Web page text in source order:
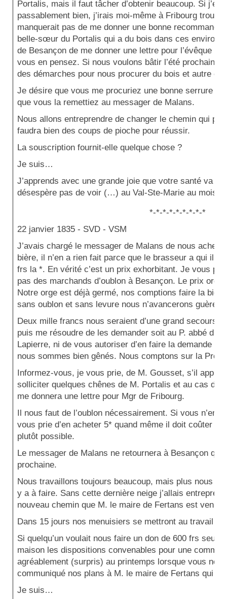
Portalis, mais il faut tâcher d’obtenir beaucoup. Si
passablement bien, j’irais moi-même à Fribourg
manquerait pas de me donner une bonne
belle-sœur du Portalis qui a du bois dans ces
de Besançon de me donner une lettre pour l’évêque
vous en pensez. Si nous voulons bâtir l’été prochain,
des démarches pour nous procurer du bois et autre
Je désire que vous me procuriez une bonne serrure
que vous la remettiez au messager de Malans.
Nous allons entreprendre de changer le chemin qui
faudra bien des coups de pioche pour réussir.
La souscription fournit-elle quelque chose ?
Je suis…
J’apprends avec une grande joie que votre santé va
désespère pas de voir (…) au Val-Ste-Marie au mois
*-*-*-*-*-*-*-*-*
22 janvier 1835 - SVD - VSM
J’avais chargé le messager de Malans de nous
bière, il n’en a rien fait parce que le brasseur a qui il
frs la *. En vérité c’est un prix exhorbitant. Je vous
pas des marchands d’oublon à Besançon. Le prix
Notre orge est déjà germé, nos comptions faire la
sans oublon et sans levure nous n’avancerons guère.
Deux mille francs nous seraient d’une grand secours
puis me résoudre de les demander soit au P. abbé du
Lapierre, ni de vous autoriser d’en faire la demande
nous sommes bien gênés. Nous comptons sur la
Informez-vous, je vous prie, de M. Gousset, s’il
solliciter quelques chênes de M. Portalis et au cas
me donnera une lettre pour Mgr de Fribourg.
Il nous faut de l’oublon nécessairement. Si vous n’en
vous prie d’en acheter 5* quand même il doit coûter 5
plutôt possible.
Le messager de Malans ne retournera à Besançon
prochaine.
Nous travaillons toujours beaucoup, mais plus nous
y a à faire. Sans cette dernière neige j’allais
nouveau chemin que M. le maire de Fertans est venu
Dans 15 jours nos menuisiers se mettront au travail
Si quelqu’un voulait nous faire un don de 600 frs
maison les dispositions convenables pour une
agréablement (surpris) au printemps lorsque vous
communiqué nos plans à M. le maire de Fertans qui
Je suis…